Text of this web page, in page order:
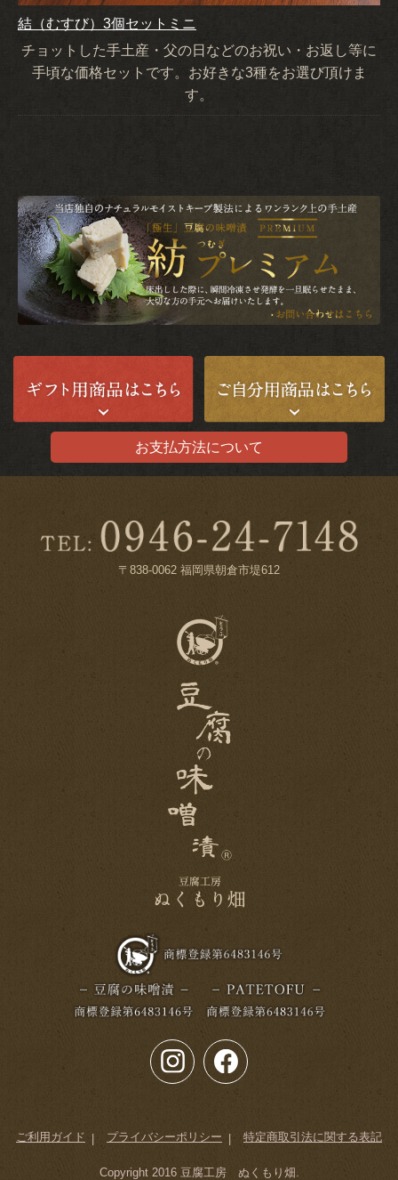
結（むすび）3個セットミニ
チョットした手土産・父の日などのお祝い・お返し等に
手頃な価格セットです。お好きな3種をお選び頂けま
す。
お支払方法について
〒838-0062 福岡県朝倉市堤612
ご利用ガイド プライバシーポリシー 特定商取引法に関する表記
Copyright 2016 豆腐工房 ぬくもり畑